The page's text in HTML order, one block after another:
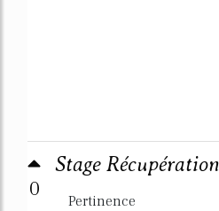
0
Stage
Pertinence